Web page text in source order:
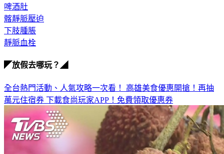
啤酒肚
髂靜脈壓迫
下肢腫脹
靜脈血栓
◤放假去哪玩？◢
全台熱門活動、人氣攻略一次看！ 高雄美食優惠開搶！再抽
萬元住宿券 下載食尚玩家APP！免費領取優惠券